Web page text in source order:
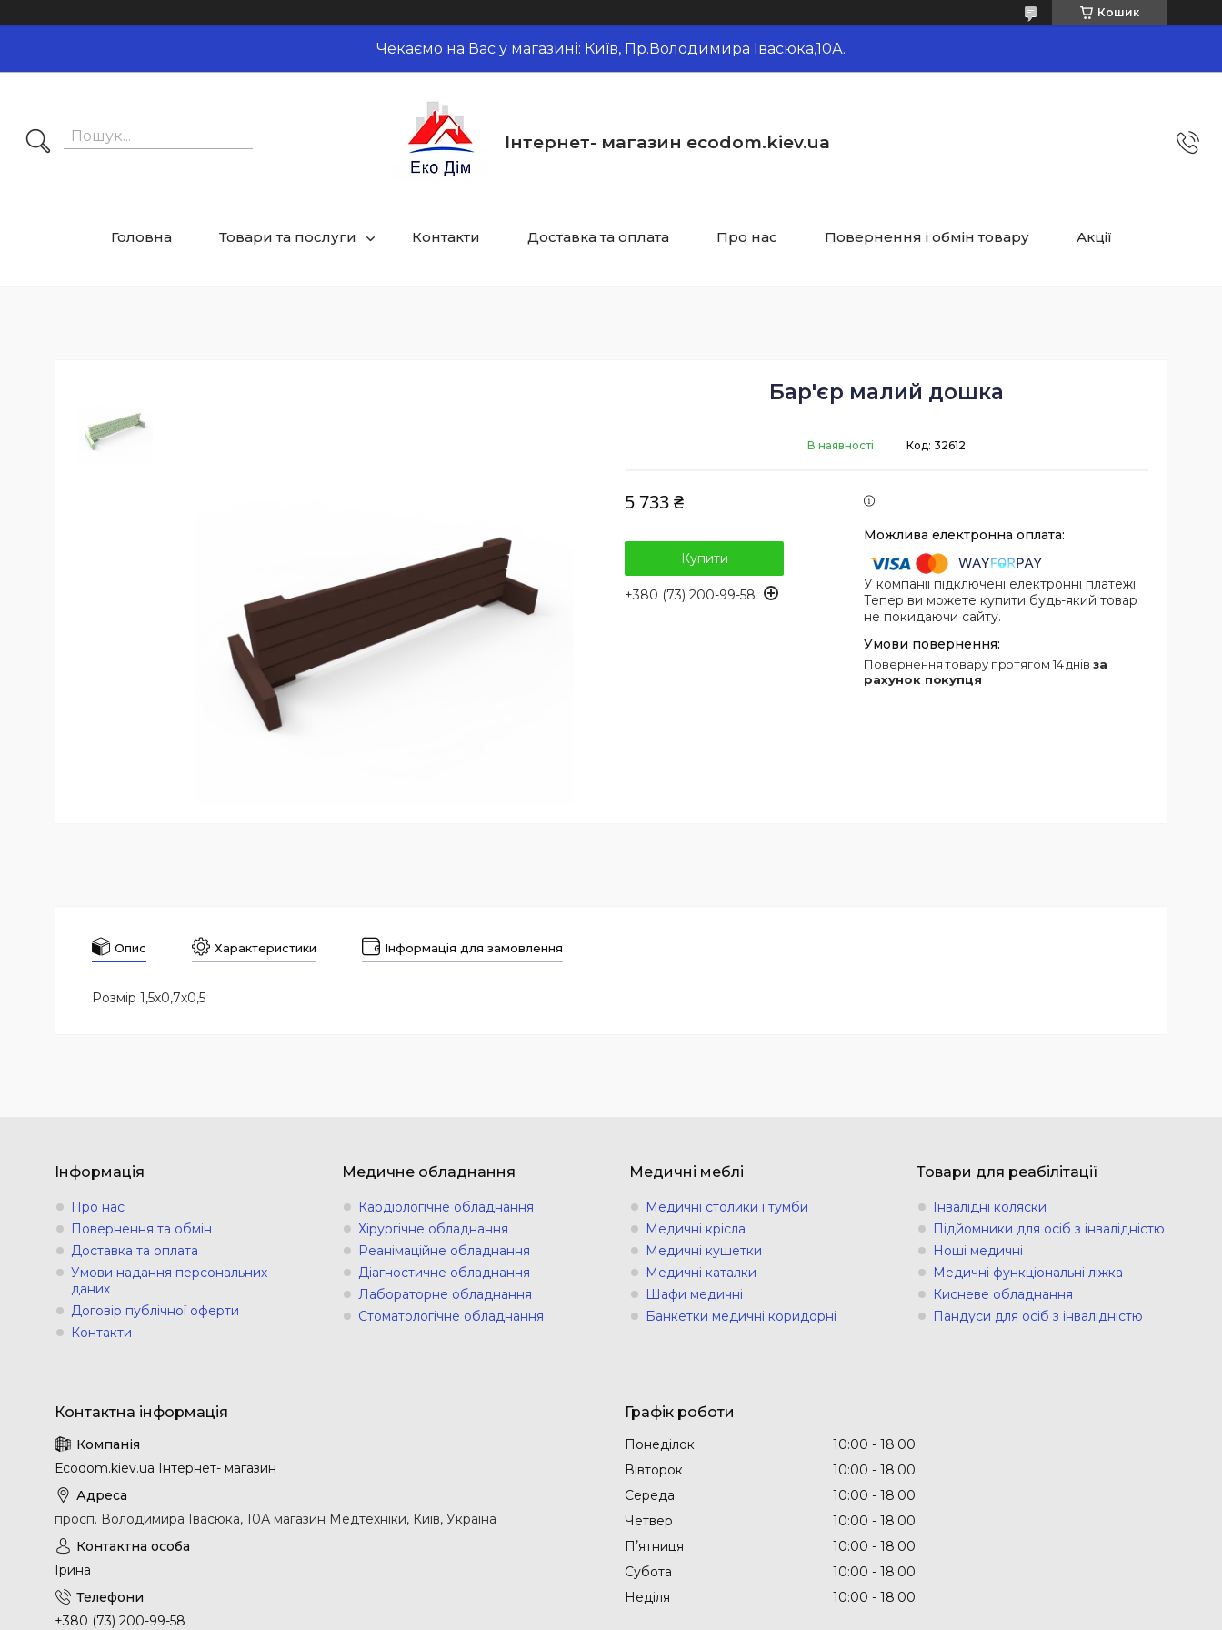
Кошик
Чекаємо на Вас у магазині: Київ, Пр.Володимира Івасюка,10А.
Інтернет- магазин ecodom.kiev.ua
Головна Товари та послуги Контакти Доставка та оплата Про нас Повернення і обмін товару Акції
Бар'єр малий дошка
В наявності Код: 32612
5 733 ₴
Купити
+380 (73) 200-99-58
У компанії підключені електронні платежі.
Тепер ви можете купити будь-який товар
не покидаючи сайту.
повернення товару протягом 14 днів за
рахунок покупця
Опис Характеристики Інформація для замовлення
Розмір 1,5х0,7х0,5
Інформація
Про нас
Повернення та обмін
Доставка та оплата
Умови надання персональних
даних
Договір публічної оферти
Контакти
Медичне обладнання
Кардіологічне обладнання
Хірургічне обладнання
Реанімаційне обладнання
Діагностичне обладнання
Лабораторне обладнання
Стоматологічне обладнання
Медичні меблі
Медичні столики і тумби
Медичні крісла
Медичні кушетки
Медичні каталки
Шафи медичні
Банкетки медичні коридорні
Товари для реабілітації
Інвалідні коляски
Підйомники для осіб з інвалідністю
Ноші медичні
Медичні функціональні ліжка
Кисневе обладнання
Пандуси для осіб з інвалідністю
Еcodom.kiev.ua Інтернет- магазин
просп. Володимира Івасюка, 10А магазин Медтехніки, Київ, Україна
Ірина
+380 (73) 200-99-58
Графік роботи
Понеділок 10:00
18:00
Вівторок
10:00
18:00
Середа
10:00
18:00
Четвер
10:00
18:00
Пʼятниця
10:00
18:00
Субота
10:00
18:00
Неділя
10:00 18:00